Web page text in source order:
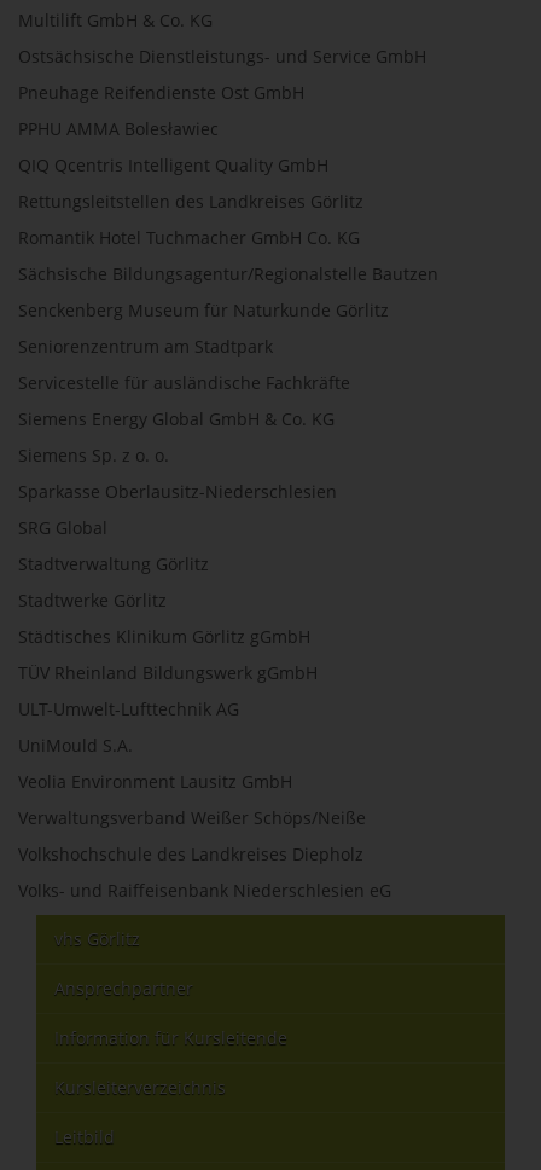
Multilift GmbH & Co. KG
Ostsächsische Dienstleistungs- und Service GmbH
Pneuhage Reifendienste Ost GmbH
PPHU AMMA Bolesławiec
QIQ Qcentris Intelligent Quality GmbH
Rettungsleitstellen des Landkreises Görlitz
Romantik Hotel Tuchmacher GmbH Co. KG
Sächsische Bildungsagentur/Regionalstelle Bautzen
Senckenberg Museum für Naturkunde Görlitz
Seniorenzentrum am Stadtpark
Servicestelle für ausländische Fachkräfte
Siemens Energy Global GmbH & Co. KG
Siemens Sp. z o. o.
Sparkasse Oberlausitz-Niederschlesien
SRG Global
Stadtverwaltung Görlitz
Stadtwerke Görlitz
Städtisches Klinikum Görlitz gGmbH
TÜV Rheinland Bildungswerk gGmbH
ULT-Umwelt-Lufttechnik AG
UniMould S.A.
Veolia Environment Lausitz GmbH
Verwaltungsverband Weißer Schöps/Neiße
Volkshochschule des Landkreises Diepholz
Volks- und Raiffeisenbank Niederschlesien eG
vhs Görlitz
Ansprechpartner
Information für Kursleitende
Kursleiterverzeichnis
Leitbild